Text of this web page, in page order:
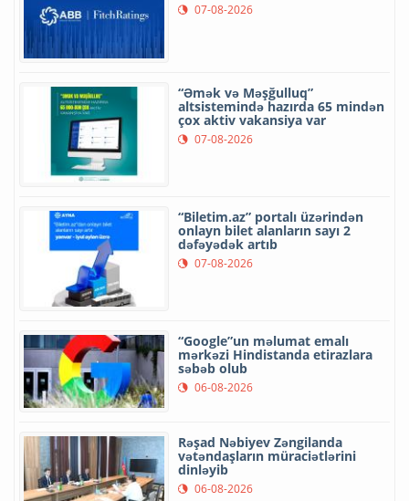
07-08-2026
“Əmək və Məşğulluq”
altsistemində hazırda 65 mindən
çox aktiv vakansiya var
07-08-2026
“Biletim.az” portalı üzərindən
onlayn bilet alanların sayı 2
dəfəyədək artıb
07-08-2026
“Google”un məlumat emalı
mərkəzi Hindistanda etirazlara
səbəb olub
06-08-2026
Rəşad Nəbiyev Zəngilanda
vətəndaşların müraciətlərini
dinləyib
06-08-2026